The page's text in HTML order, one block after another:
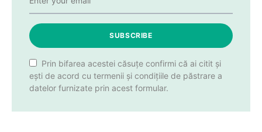
SUBSCRIBE
Prin bifarea acestei căsuțe confirmi că ai citit și
ești de acord cu termenii și condițiile de păstrare a
datelor furnizate prin acest formular.